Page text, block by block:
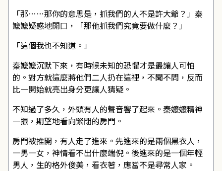
「那……那你的意思是，抓我們的人不是許大爺？」秦
嬤嬤疑惑地開口，「那他抓我們究竟要做什麼？」
「這個我也不知道。」
秦嬤嬤沉默下來，有時候未知的恐懼才是最讓人可怕
的。對方就這麼將他們二人扔在這裡，不聞不問，反而
比一開始就亮出身分更讓人猜疑。
不知過了多久，外頭有人的聲音響了起來。秦嬤嬤精神
一振，期望地看向緊閉的房門。
房門被推開，有人走了進來。先進來的是兩個黑衣人，
一男一女，神情看不出什麼端倪。後進來的是一個年輕
男人，生的格外俊美，看衣著，應當不是尋常人家。